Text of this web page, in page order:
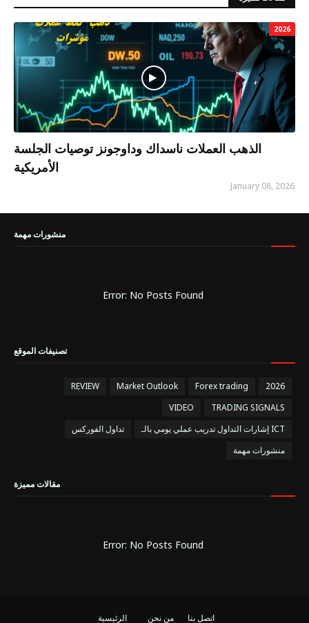
2026
الذهب العملات ناسداك وداوجونز توصيات الجلسة
الأمريكية
January 08, 2026
منشورات مهمة
Error: No Posts Found
تصنيفات الموقع
2026
Forex trading
Market Outlook
REVIEW
TRADING SIGNALS
VIDEO
إشارات التداول تدريب عملي يومي بالـ ICT
تداول الفوركس
منشورات مهمة
مقالات مميزة
Error: No Posts Found
الرئيسية من نحن اتصل بنا